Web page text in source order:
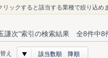
ックすると該当する業種で絞り込めま
謙次"索引の検索結果 全8件中
え 該当数順 降順